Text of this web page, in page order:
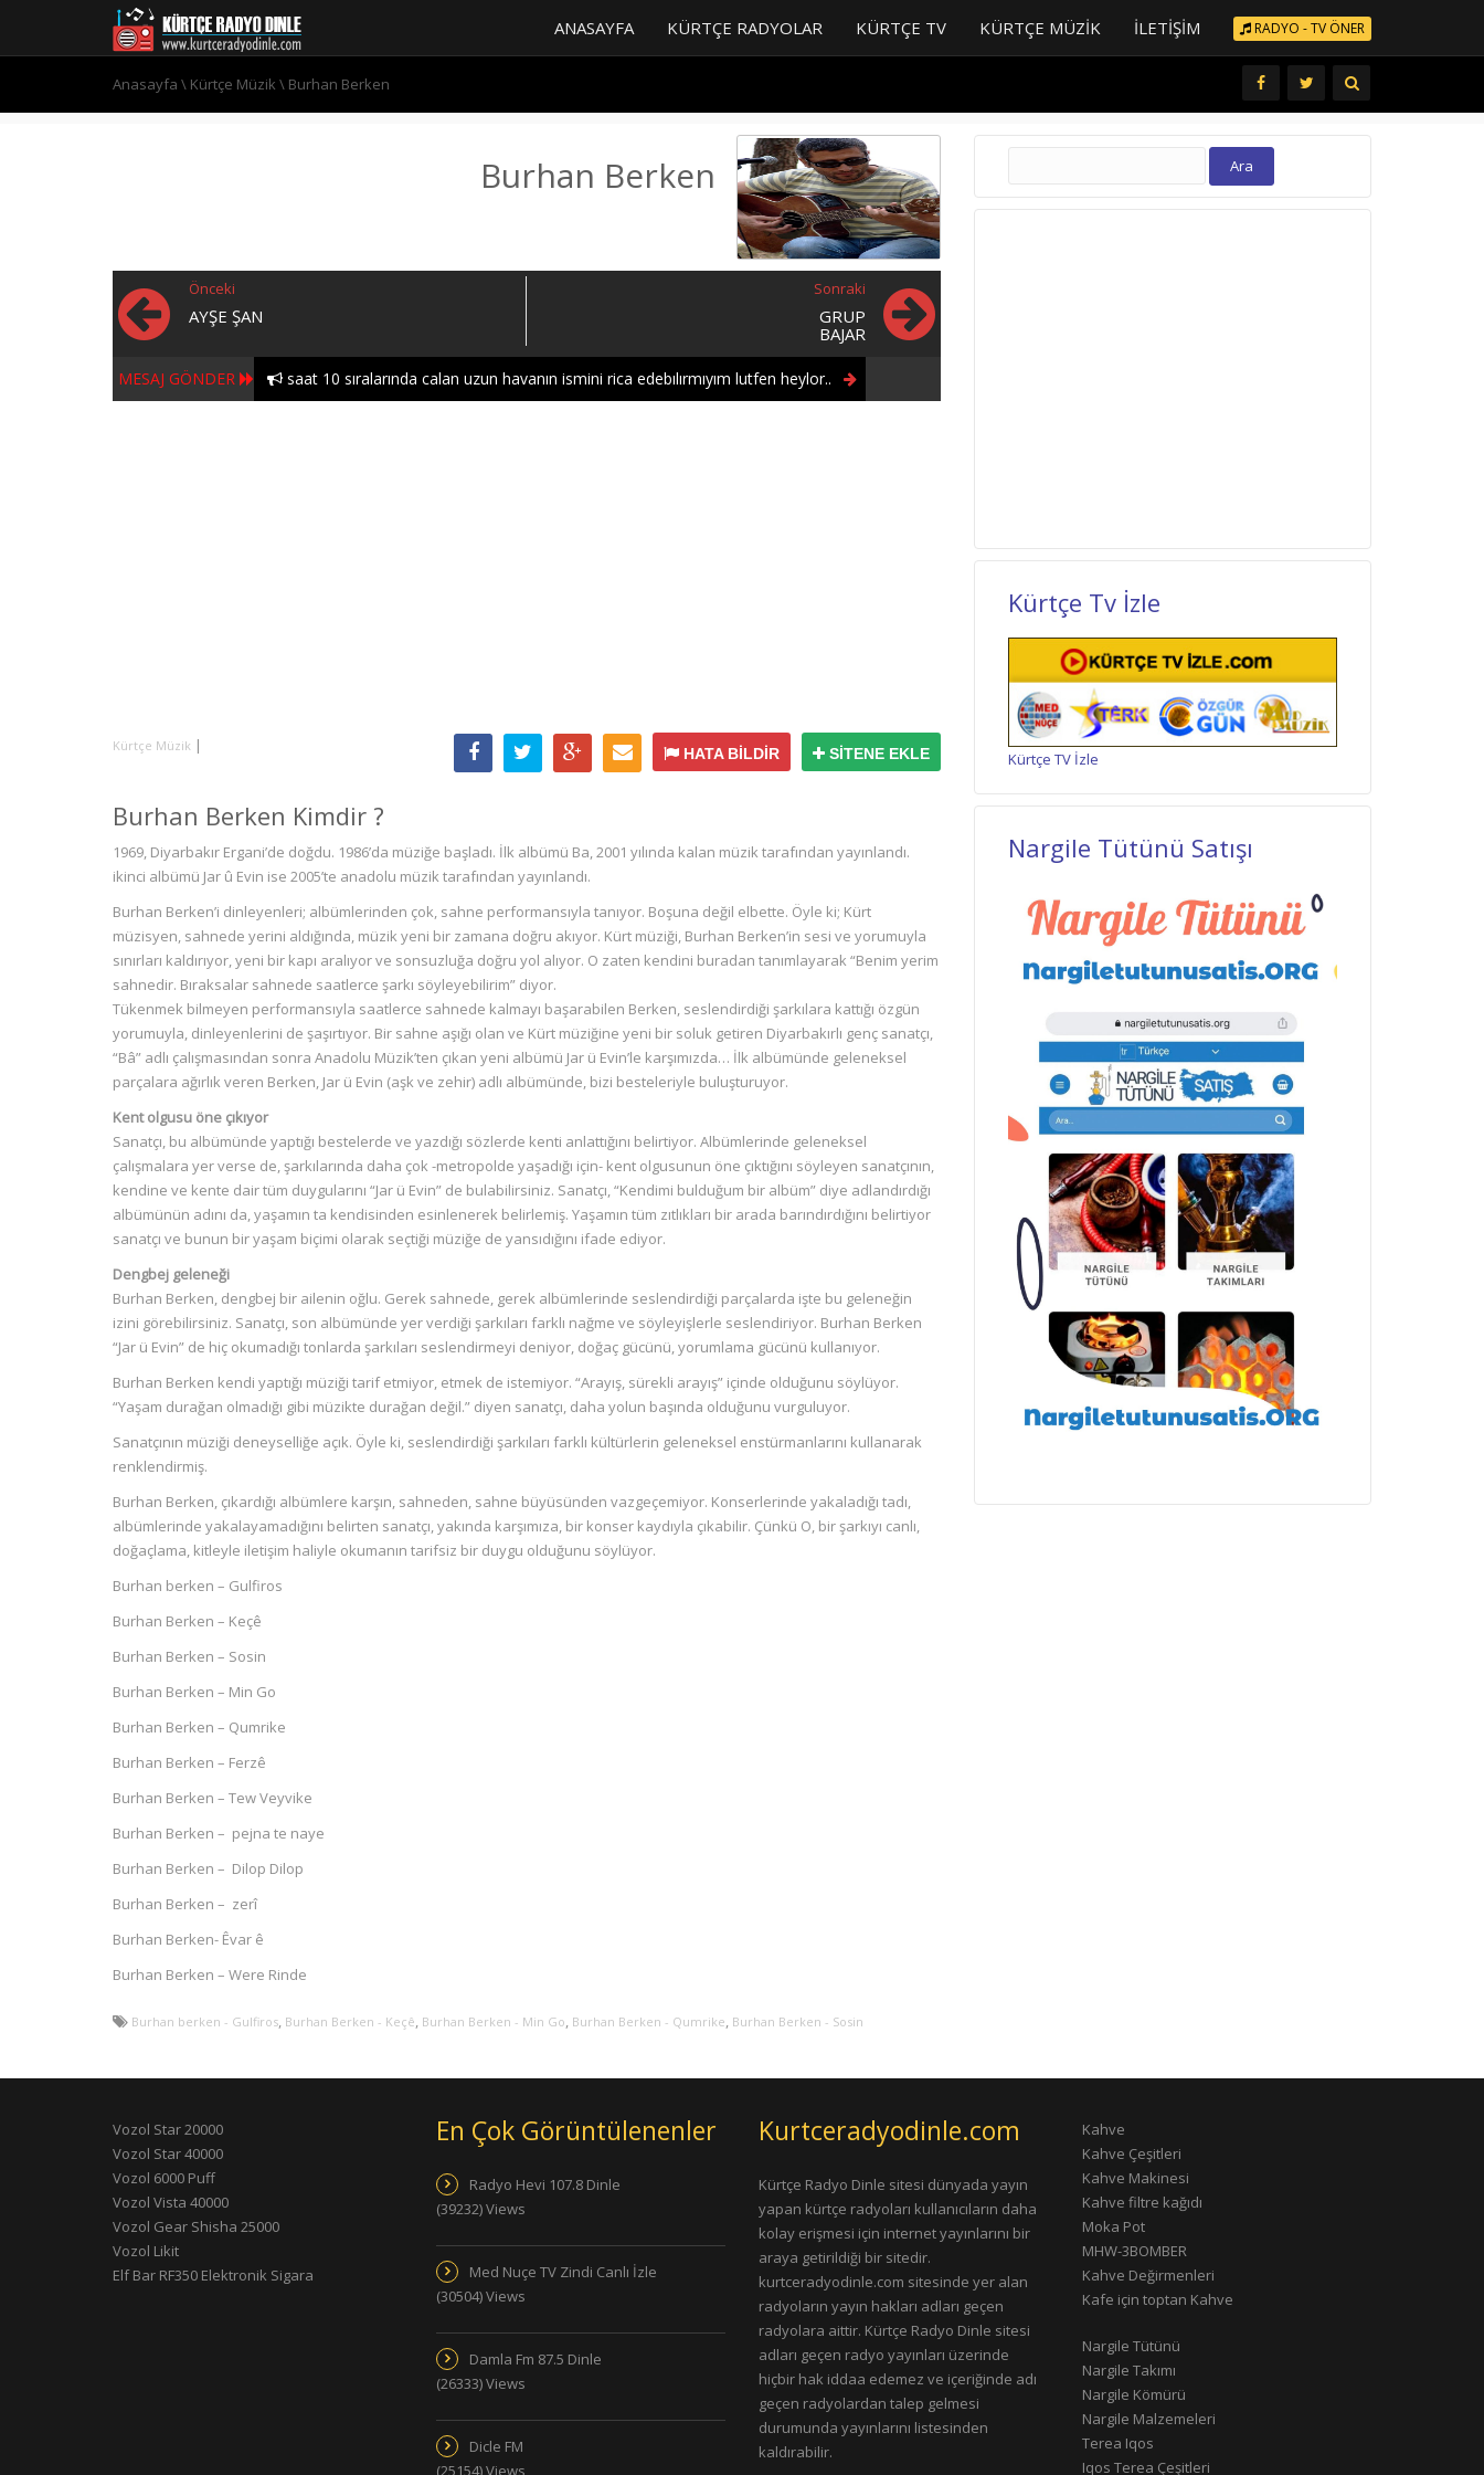
RADYO - TV ÖNER
ANASAYFA KÜRTÇE RADYOLAR KÜRTÇE TV KÜRTÇE MÜZIK İLETIŞIM
Anasayfa \ Kürtçe Müzik \ Burhan Berken
Burhan Berken
Önceki
AYŞE ŞAN
Sonraki
GRUP
BAJAR
MESAJ GÖNDER saat 10 sıralarında calan uzun havanın ismini rica edebılırmıyım lutfen heylor..
Hozan aytactan doxtor..
Kürtçe Müzik | HATA BİLDİR SİTENE EKLE
Burhan Berken Kimdir ?
1969, Diyarbakır Ergani’de doğdu. 1986’da müziğe başladı. İlk albümü Ba, 2001 yılında kalan müzik tarafından yayınlandı.
ikinci albümü Jar û Evin ise 2005’te anadolu müzik tarafından yayınlandı.
Burhan Berken’i dinleyenleri; albümlerinden çok, sahne performansıyla tanıyor. Boşuna değil elbette. Öyle ki; Kürt
müzisyen, sahnede yerini aldığında, müzik yeni bir zamana doğru akıyor. Kürt müziği, Burhan Berken’in sesi ve yorumuyla
sınırları kaldırıyor, yeni bir kapı aralıyor ve sonsuzluğa doğru yol alıyor. O zaten kendini buradan tanımlayarak “Benim yerim
sahnedir. Bıraksalar sahnede saatlerce şarkı söyleyebilirim” diyor.
Tükenmek bilmeyen performansıyla saatlerce sahnede kalmayı başarabilen Berken, seslendirdiği şarkılara kattığı özgün
yorumuyla, dinleyenlerini de şaşırtıyor. Bir sahne aşığı olan ve Kürt müziğine yeni bir soluk getiren Diyarbakırlı genç sanatçı,
“Bâ” adlı çalışmasından sonra Anadolu Müzik’ten çıkan yeni albümü Jar ü Evin’le karşımızda… İlk albümünde geleneksel
parçalara ağırlık veren Berken, Jar ü Evin (aşk ve zehir) adlı albümünde, bizi besteleriyle buluşturuyor.
Kent olgusu öne çıkıyor
Sanatçı, bu albümünde yaptığı bestelerde ve yazdığı sözlerde kenti anlattığını belirtiyor. Albümlerinde geleneksel
çalışmalara yer verse de, şarkılarında daha çok -metropolde yaşadığı için- kent olgusunun öne çıktığını söyleyen sanatçının,
kendine ve kente dair tüm duygularını “Jar ü Evin” de bulabilirsiniz. Sanatçı, “Kendimi bulduğum bir albüm” diye adlandırdığı
albümünün adını da, yaşamın ta kendisinden esinlenerek belirlemiş. Yaşamın tüm zıtlıkları bir arada barındırdığını belirtiyor
sanatçı ve bunun bir yaşam biçimi olarak seçtiği müziğe de yansıdığını ifade ediyor.
Dengbej geleneği
Burhan Berken, dengbej bir ailenin oğlu. Gerek sahnede, gerek albümlerinde seslendirdiği parçalarda işte bu geleneğin
izini görebilirsiniz. Sanatçı, son albümünde yer verdiği şarkıları farklı nağme ve söyleyişlerle seslendiriyor. Burhan Berken
“Jar ü Evin” de hiç okumadığı tonlarda şarkıları seslendirmeyi deniyor, doğaç gücünü, yorumlama gücünü kullanıyor.
Burhan Berken kendi yaptığı müziği tarif etmiyor, etmek de istemiyor. “Arayış, sürekli arayış” içinde olduğunu söylüyor.
“Yaşam durağan olmadığı gibi müzikte durağan değil.” diyen sanatçı, daha yolun başında olduğunu vurguluyor.
Sanatçının müziği deneyselliğe açık. Öyle ki, seslendirdiği şarkıları farklı kültürlerin geleneksel enstürmanlarını kullanarak
renklendirmiş.
Burhan Berken, çıkardığı albümlere karşın, sahneden, sahne büyüsünden vazgeçemiyor. Konserlerinde yakaladığı tadı,
albümlerinde yakalayamadığını belirten sanatçı, yakında karşımıza, bir konser kaydıyla çıkabilir. Çünkü O, bir şarkıyı canlı,
doğaçlama, kitleyle iletişim haliyle okumanın tarifsiz bir duygu olduğunu söylüyor.
Burhan berken – Gulfiros
Burhan Berken – Keçê
Burhan Berken – Sosin
Burhan Berken – Min Go
Burhan Berken – Qumrike
Burhan Berken – Ferzê
Burhan Berken – Tew Veyvike
Burhan Berken – pejna te naye
Burhan Berken – Dilop Dilop
Burhan Berken – zerî
Burhan Berken- Êvar ê
Burhan Berken – Were Rinde
Burhan berken - Gulfiros, Burhan Berken - Keçê, Burhan Berken - Min Go, Burhan Berken - Qumrike, Burhan Berken - Sosin
Arama:
Kürtçe Tv İzle
Kürtçe TV İzle
Nargile Tütünü Satışı
Vozol Star 20000
Vozol Star 40000
Vozol 6000 Puff
Vozol Vista 40000
Vozol Gear Shisha 25000
Vozol Likit
Elf Bar RF350 Elektronik Sigara
En Çok Görüntülenenler
Radyo Hevi 107.8 Dinle
(39232) Views
Med Nuçe TV Zindi Canlı İzle
(30504) Views
Damla Fm 87.5 Dinle
(26333) Views
Dicle FM
(25154) Views
Kurtceradyodinle.com
Kürtçe Radyo Dinle sitesi dünyada yayın
yapan kürtçe radyoları kullanıcıların daha
kolay erişmesi için internet yayınlarını bir
araya getirildiği bir sitedir.
kurtceradyodinle.com sitesinde yer alan
radyoların yayın hakları adları geçen
radyolara aittir. Kürtçe Radyo Dinle sitesi
adları geçen radyo yayınları üzerinde
hiçbir hak iddaa edemez ve içeriğinde adı
geçen radyolardan talep gelmesi
durumunda yayınlarını listesinden
kaldırabilir.
Kahve
Kahve Çeşitleri
Kahve Makinesi
Kahve filtre kağıdı
Moka Pot
MHW-3BOMBER
Kahve Değirmenleri
Kafe için toptan Kahve
Nargile Tütünü
Nargile Takımı
Nargile Kömürü
Nargile Malzemeleri
Terea Iqos
Iqos Terea Çeşitleri